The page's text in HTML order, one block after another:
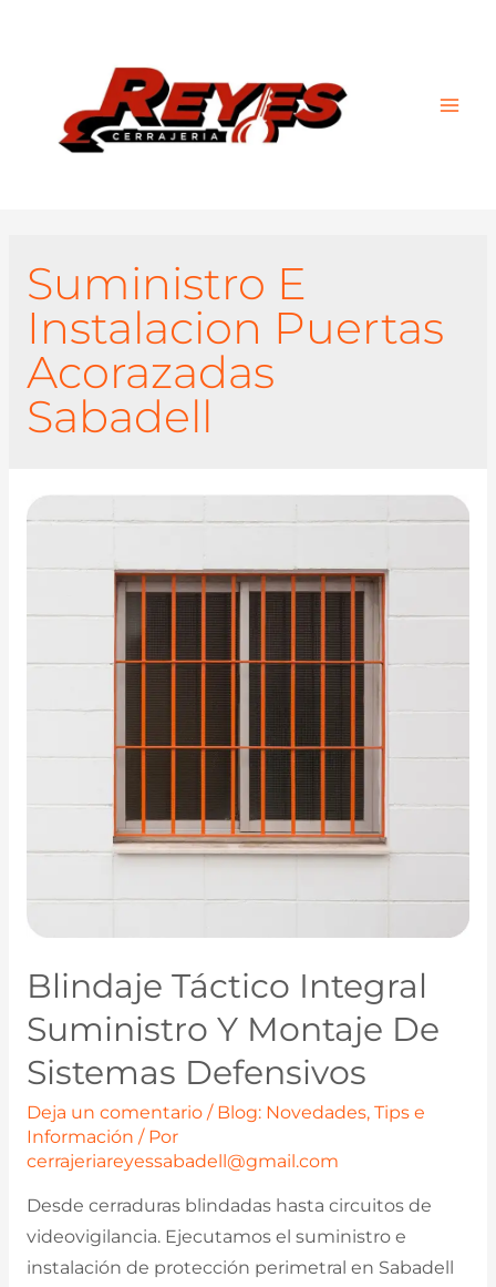
Suministro E
Instalacion Puertas
Acorazadas
Sabadell
Blindaje Táctico Integral
Suministro Y Montaje De
Sistemas Defensivos
Deja un comentario / Blog: Novedades, Tips e
Información / Por
cerrajeriareyessabadell@gmail.com
Desde cerraduras blindadas hasta circuitos de
videovigilancia. Ejecutamos el suministro e
instalación de protección perimetral en Sabadell